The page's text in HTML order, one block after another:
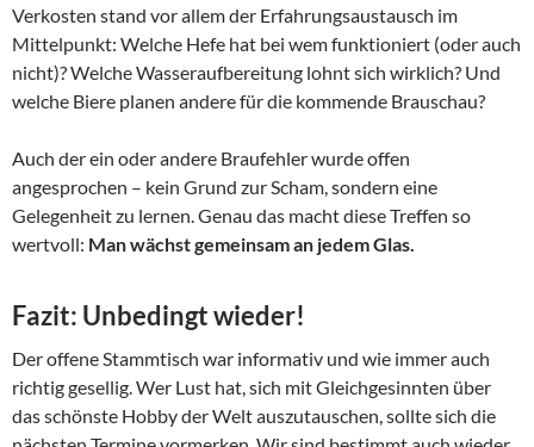
Verkosten stand vor allem der Erfahrungsaustausch im
Mittelpunkt: Welche Hefe hat bei wem funktioniert (oder auch
nicht)? Welche Wasseraufbereitung lohnt sich wirklich? Und
welche Biere planen andere für die kommende Brauschau?
Auch der ein oder andere Braufehler wurde offen
angesprochen – kein Grund zur Scham, sondern eine
Gelegenheit zu lernen. Genau das macht diese Treffen so
wertvoll: Man wächst gemeinsam an jedem Glas.
Fazit: Unbedingt wieder!
Der offene Stammtisch war informativ und wie immer auch
richtig gesellig. Wer Lust hat, sich mit Gleichgesinnten über
das schönste Hobby der Welt auszutauschen, sollte sich die